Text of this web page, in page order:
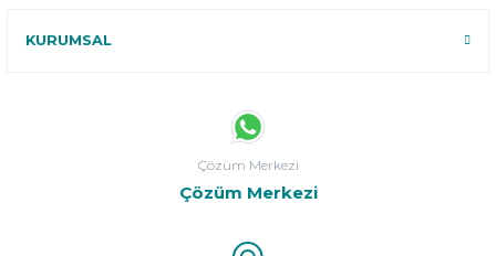
KURUMSAL
Çözüm Merkezi
Çözüm Merkezi